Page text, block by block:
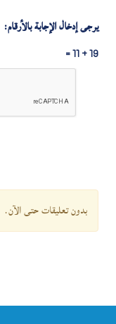
يرجى إدخال الإجابة بالأرقام:
19 + 11 =
بدون تعليقات حتى الآن.